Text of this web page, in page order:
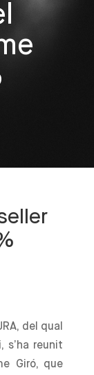
del qual
s’ha reunit
Giró, que